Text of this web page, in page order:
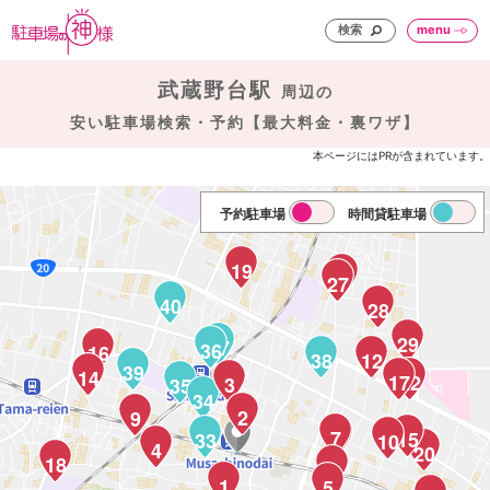
検索 menu
武蔵野台駅
周辺の
安い駐車場検索・予約【最大料金・裏ワザ】
本ページにはPRが含まれています。
40
39 38
37
36
35
34
33
31
29
28
27
23
22
21
20
19
18
17
16
15
14
12
10
9
8
7
6
4
3
2
予約駐車場 時間貸駐車場